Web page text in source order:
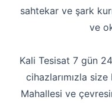
sahtekar ve şark
ve
Kali Tesisat 7 gün
cihazlarımızla
Mahallesi ve